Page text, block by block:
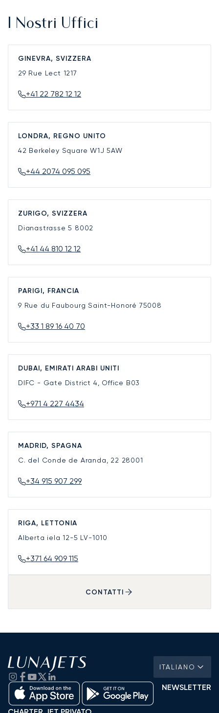
I Nostri Uffici
GINEVRA, SVIZZERA
29 Rue Lect 1217
+41 22 782 12 12
LONDRA, REGNO UNITO
42 Berkeley SquareW1J 5AW
+44 2074 095 095
ZURIGO, SVIZZERA
Dianastrasse 5 8002
+41 44 810 12 12
PARIGI, FRANCIA
9 Rue du Faubourg Saint-Honoré 75008
+33 1 89 16 40 70
DUBAI, EMIRATI ARABI UNITI
DIFC - Gate District 4, Office B03
+971 4 227 4434
MADRID, SPAGNA
C. del Conde de Aranda, 22 28001
+34 915 907 299
RIGA, LETTONIA
Alberta iela 12-5 LV-1010
+371 64 909 115
CONTATTI
ITALIANO
NEWSLETTER